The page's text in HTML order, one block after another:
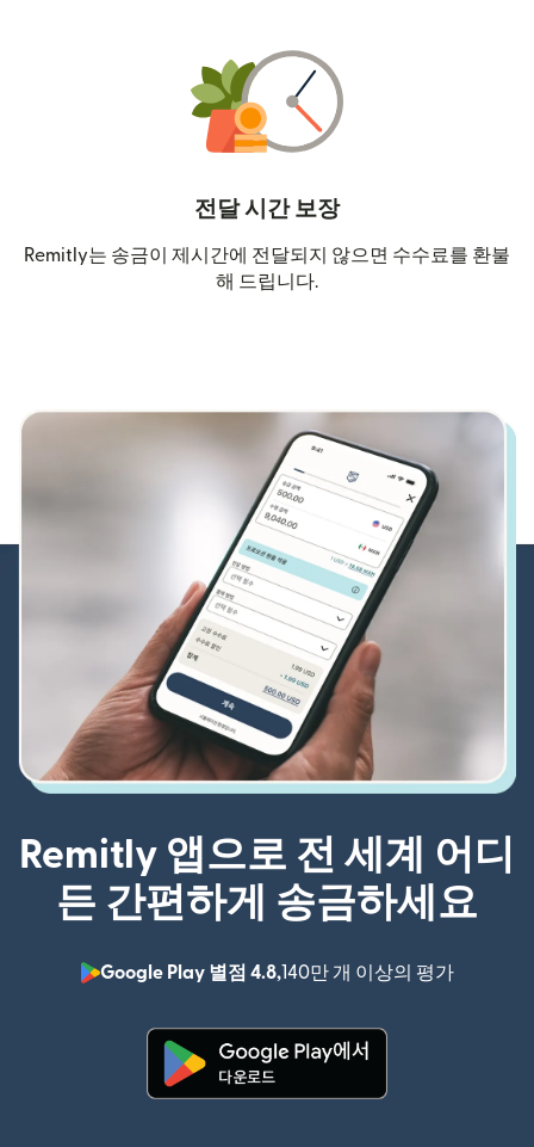
전달 시간 보장
Remitly는 송금이 제시간에 전달되지 않으면 수수료를 환불
해 드립니다.
Remitly 앱으로 전 세계 어디
든 간편하게 송금하세요
Google Play 별점 4.8,140만 개 이상의 평가